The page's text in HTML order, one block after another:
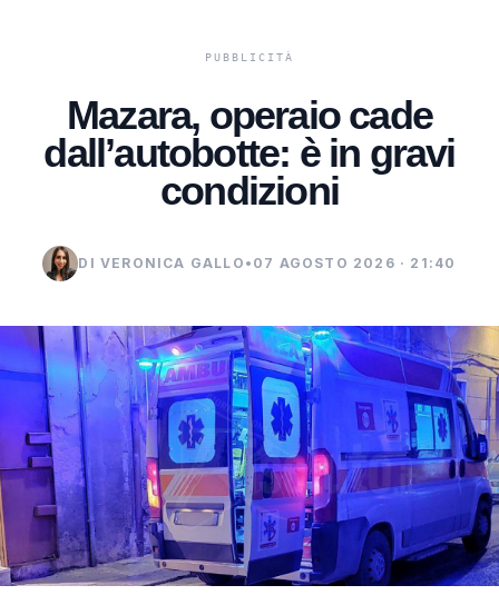
Mazara, operaio cade
dall’autobotte: è in gravi
condizioni
DI VERONICA GALLO • 07 AGOSTO 2026 · 21:40